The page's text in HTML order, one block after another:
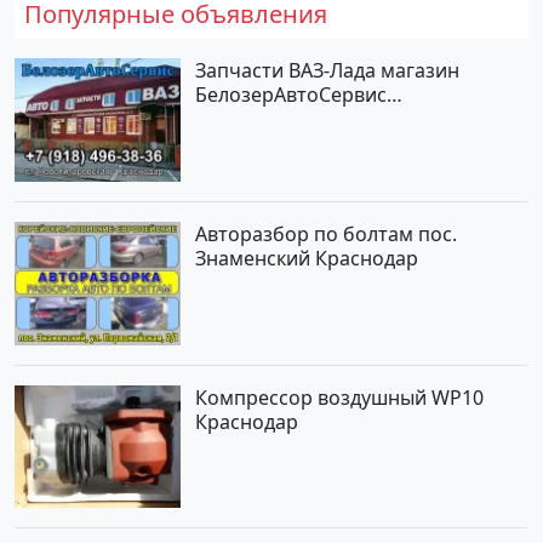
Популярные объявления
Запчасти ВАЗ-Лада магазин
БелозерАвтоСервис
Авторазбор по болтам пос.
Знаменский Краснодар
Компрессор воздушный WP10
Краснодар